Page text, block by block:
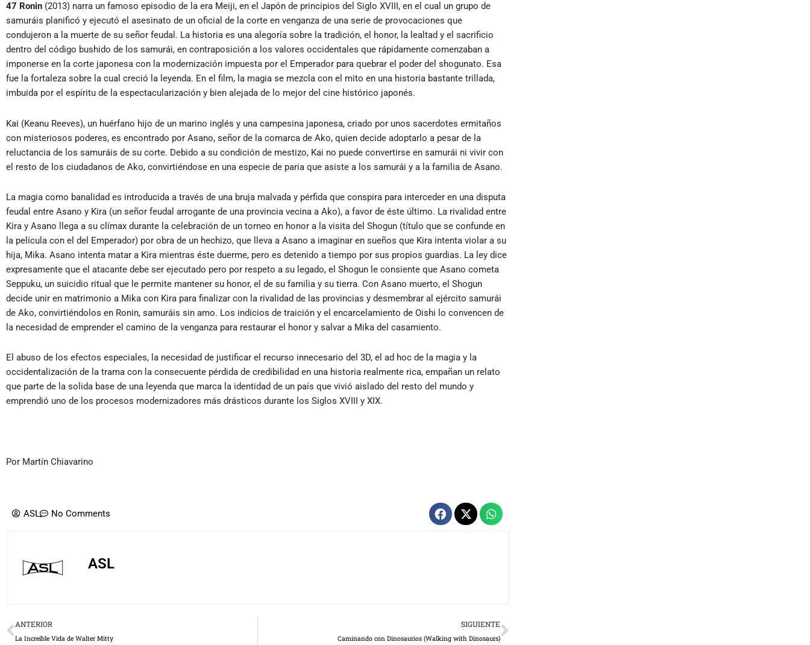
47 Ronin (2013) narra un famoso episodio de la era Meiji, en el Japón de principios del Siglo XVIII, en el cual un grupo de
samuráis planificó y ejecutó el asesinato de un oficial de la corte en venganza de una serie de provocaciones que
condujeron a la muerte de su señor feudal. La historia es una alegoría sobre la tradición, el honor, la lealtad y el sacrificio
dentro del código bushido de los samurái, en contraposición a los valores occidentales que rápidamente comenzaban a
imponerse en la corte japonesa con la modernización impuesta por el Emperador para quebrar el poder del shogunato. Esa
fue la fortaleza sobre la cual creció la leyenda. En el film, la magia se mezcla con el mito en una historia bastante trillada,
imbuida por el espíritu de la espectacularización y bien alejada de lo mejor del cine histórico japonés.
Kai (Keanu Reeves), un huérfano hijo de un marino inglés y una campesina japonesa, criado por unos sacerdotes ermitaños
con misteriosos poderes, es encontrado por Asano, señor de la comarca de Ako, quien decide adoptarlo a pesar de la
reluctancia de los samuráis de su corte. Debido a su condición de mestizo, Kai no puede convertirse en samurái ni vivir con
el resto de los ciudadanos de Ako, convirtiéndose en una especie de paria que asiste a los samurái y a la familia de Asano.
La magia como banalidad es introducida a través de una bruja malvada y pérfida que conspira para interceder en una disputa
feudal entre Asano y Kira (un señor feudal arrogante de una provincia vecina a Ako), a favor de éste último. La rivalidad entre
Kira y Asano llega a su clímax durante la celebración de un torneo en honor a la visita del Shogun (título que se confunde en
la película con el del Emperador) por obra de un hechizo, que lleva a Asano a imaginar en sueños que Kira intenta violar a su
hija, Mika. Asano intenta matar a Kira mientras éste duerme, pero es detenido a tiempo por sus propios guardias. La ley dice
expresamente que el atacante debe ser ejecutado pero por respeto a su legado, el Shogun le consiente que Asano cometa
Seppuku, un suicidio ritual que le permite mantener su honor, el de su familia y su tierra. Con Asano muerto, el Shogun
decide unir en matrimonio a Mika con Kira para finalizar con la rivalidad de las provincias y desmembrar al ejército samurái
de Ako, convirtiéndolos en Ronin, samuráis sin amo. Los indicios de traición y el encarcelamiento de Oishi lo convencen de
la necesidad de emprender el camino de la venganza para restaurar el honor y salvar a Mika del casamiento.
El abuso de los efectos especiales, la necesidad de justificar el recurso innecesario del 3D, el ad hoc de la magia y la
occidentalización de la trama con la consecuente pérdida de credibilidad en una historia realmente rica, empañan un relato
que parte de la solida base de una leyenda que marca la identidad de un país que vivió aislado del resto del mundo y
emprendió uno de los procesos modernizadores más drásticos durante los Siglos XVIII y XIX.
Por Martín Chiavarino
ASL No Comments
ASL
Prev
ANTERIOR
La Increíble Vida de Walter Mitty
SIGUIENTE
Caminando con Dinosaurios (Walking with Dinosaurs)
Next